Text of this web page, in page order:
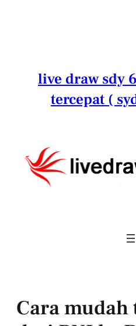
live draw sdy
tercepat (
Cara